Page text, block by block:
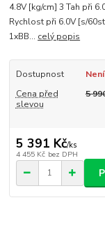
4.8V [kg/cm] 3 Tah při
Rychlost při 6.0V [s/
1xBB... celý popis
Dostupnost
Cena před
slevou
5
5 391 Kč/ks
4 455 Kč bez DPH